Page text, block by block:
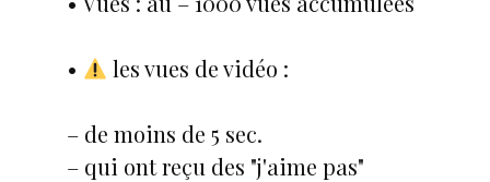
• les vues de vidéo :
– de moins de 5 sec.
– qui ont reçu des "j'aime pas"